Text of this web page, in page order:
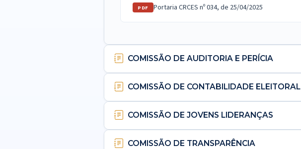
PDF Portaria CRCES nº 034, de 25/04/2025
COMISSÃO DE AUDITORIA E PERÍCIA
COMISSÃO DE CONTABILIDADE ELEITORAL
COMISSÃO DE JOVENS LIDERANÇAS
COMISSÃO DE TRANSPARÊNCIA